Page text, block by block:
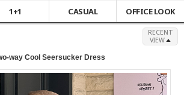
1+1 CASUAL OFFICE LOOK
RECENT
VIEW
way Cool Seersucker Dress